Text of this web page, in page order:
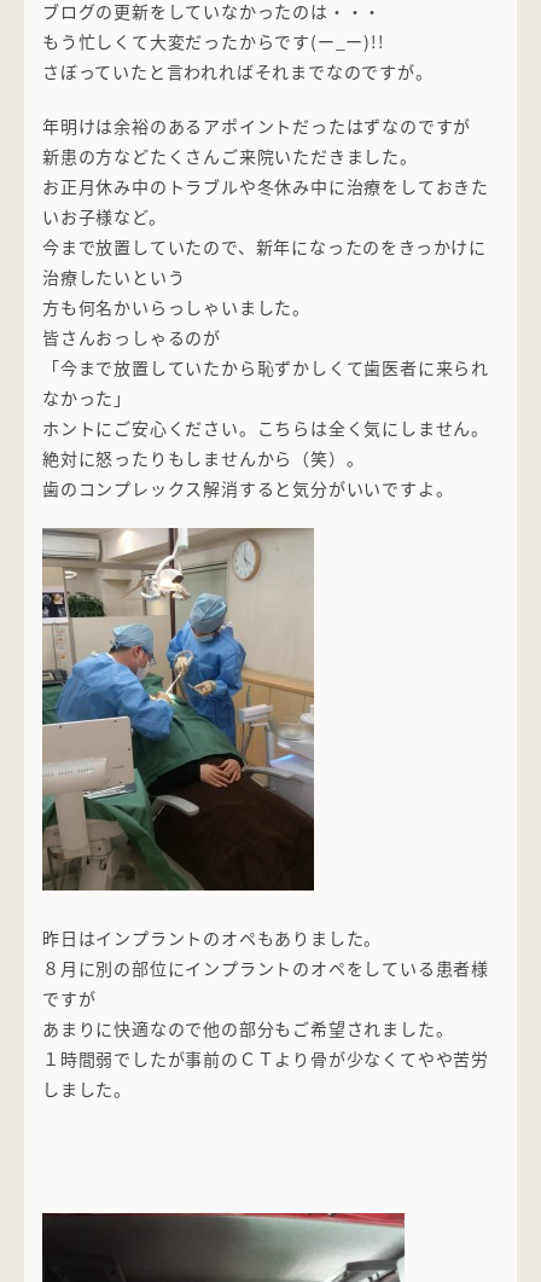
ブログの更新をしていなかったのは・・・
もう忙しくて大変だったからです(ー_ー)!!
さぼっていたと言われればそれまでなのですが。
年明けは余裕のあるアポイントだったはずなのですが
新患の方などたくさんご来院いただきました。
お正月休み中のトラブルや冬休み中に治療をしておきた
いお子様など。
今まで放置していたので、新年になったのをきっかけに
治療したいという
方も何名かいらっしゃいました。
皆さんおっしゃるのが
「今まで放置していたから恥ずかしくて歯医者に来られ
なかった」
ホントにご安心ください。こちらは全く気にしません。
絶対に怒ったりもしませんから（笑）。
歯のコンプレックス解消すると気分がいいですよ。
昨日はインプラントのオペもありました。
８月に別の部位にインプラントのオペをしている患者様
ですが
あまりに快適なので他の部分もご希望されました。
１時間弱でしたが事前のＣＴより骨が少なくてやや苦労
しました。